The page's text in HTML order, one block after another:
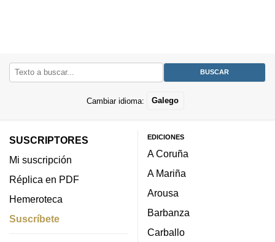
Cambiar idioma: Galego
SUSCRIPTORES
Mi suscripción
Réplica en PDF
Hemeroteca
Suscríbete
EDICIONES
A Coruña
A Mariña
Arousa
Barbanza
Carballo